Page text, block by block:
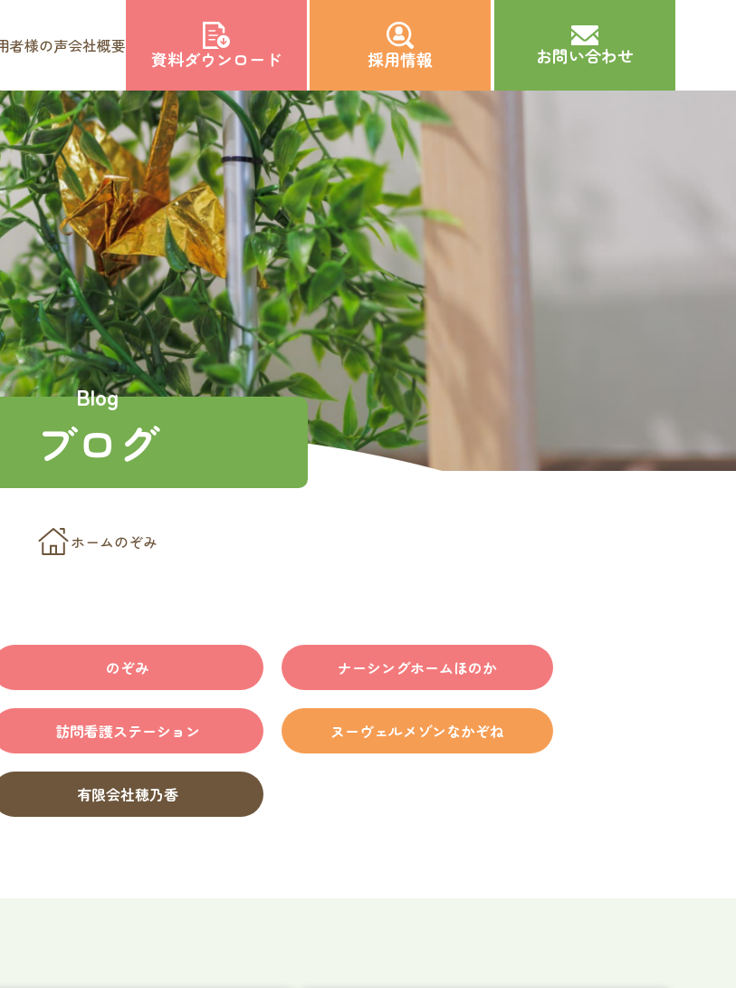
者様の声会社概要
資料ダウンロード 採用情報 お問い合わせ
サービス紹介
介護付き有料老人ホームのぞみ
ナーシングホーム和笑の家
ナーシングホームほのか
ほのか定期巡回・随時対応型
訪問介護看護ステーション
訪問看護ステーションほのか
障がい者グループホーム​
ヌーヴェルメゾンなかぞね
特定相談支援事業所りあん
みずき保育園
企業主導型保育園提携企業様募集
穂乃香について
会社概要
利用者様の声
アンケート
採用情報
採用についてよくあるご質問
お問い合わせ
プライバシーポリシー
Blog
ブログ
ホームのぞみ
のぞみ ナーシングホームほのか
訪問看護ステーション ヌーヴェルメゾンなかぞね
有限会社穂乃香